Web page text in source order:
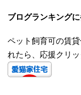
ブログランキング
ペット飼育可の賃
れたら、応援クリ